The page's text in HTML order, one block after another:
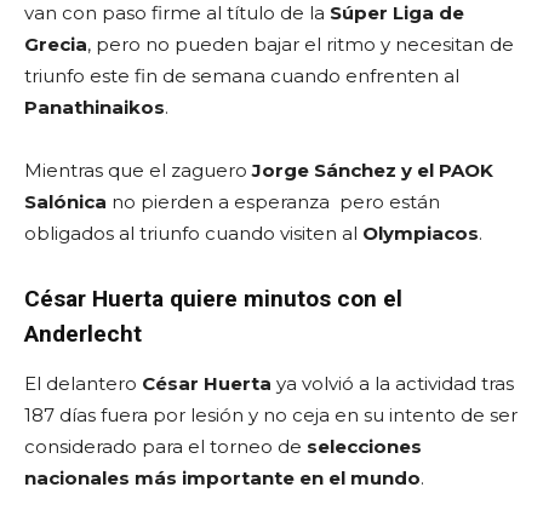
van con paso firme al título de la Súper Liga de
Grecia, pero no pueden bajar el ritmo y necesitan de
triunfo este fin de semana cuando enfrenten al
Panathinaikos.
Mientras que el zagueroJorge Sánchez y el PAOK
Salónica no pierden a esperanza pero están
obligados al triunfo cuando visiten al Olympiacos.
César Huerta quiere minutos con el
Anderlecht
El delantero César Huerta ya volvió a la actividad tras
187 días fuera por lesión y no ceja en su intento de ser
considerado para el torneo de selecciones
nacionales más importante en el mundo.